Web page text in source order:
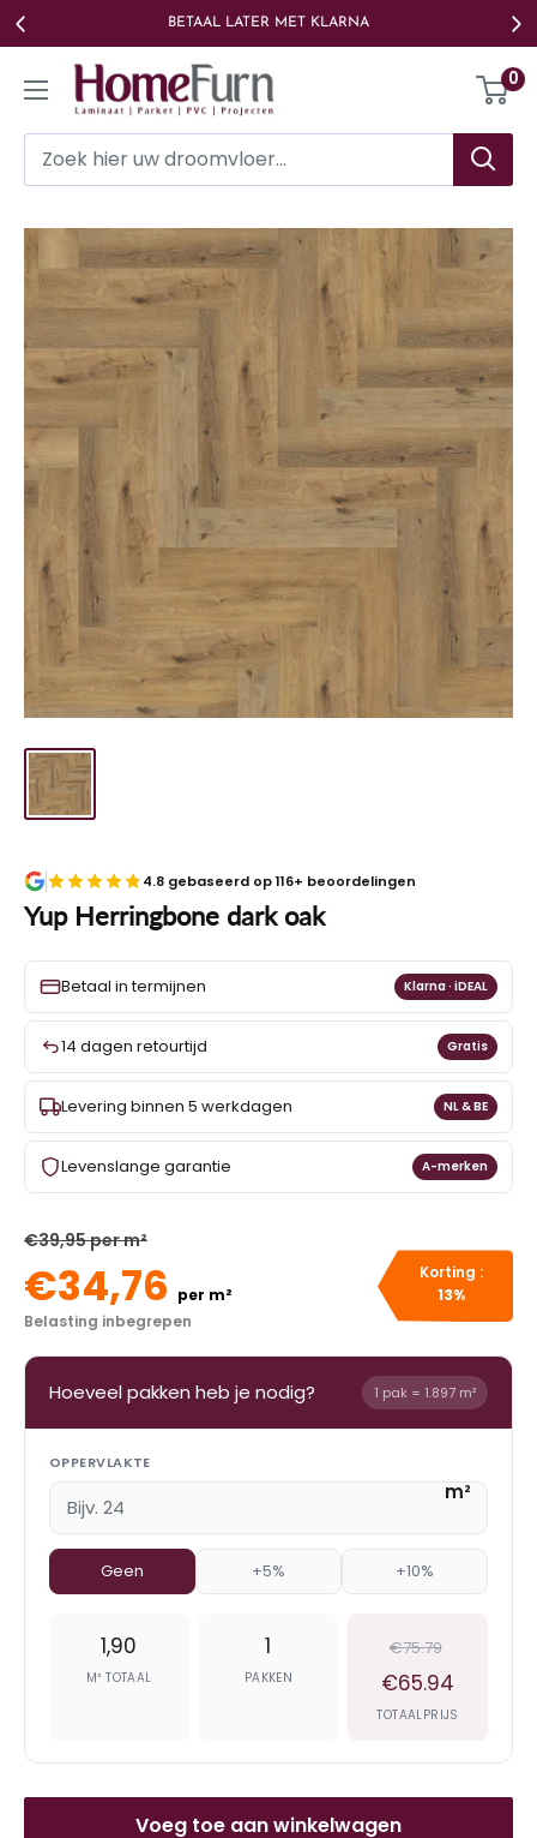
Ga
naar
BETAAL LATER MET KLARNA
Homefurn 0
4.8 gebaseerd op 116+ beoordelingen
Yup Herringbone dark oak
Betaal in termijnen Klarna · iDEAL
14 dagen retourtijd Gratis
Levering binnen 5 werkdagen NL & BE
Levenslange garantie A-merken
€39,95 per m²
€34,76 per m²
Belasting inbegrepen
Korting :
13%
Hoeveel pakken heb je nodig? 1 pak = 1.897 m²
OPPERVLAKTE
m²
Geen +5% +10%
1,90
M² TOTAAL
1
PAKKEN
€75.79
€65.94
TOTAALPRIJS
Voeg toe aan winkelwagen